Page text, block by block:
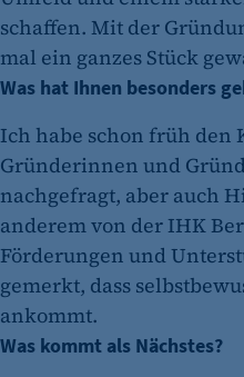
schaffen. Mit der
mal ein ganzes Stück
Was hat Ihnen besonders
Ich habe schon früh den
Gründerinnen und
nachgefragt, aber auch
anderem von der IHK
Förderungen und
gemerkt, dass
ankommt.
Was kommt als Nächstes?